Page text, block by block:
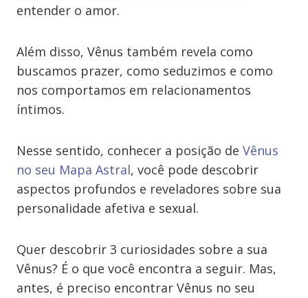
entender o amor.
Além disso, Vênus também revela como
buscamos prazer, como seduzimos e como
nos comportamos em relacionamentos
íntimos.
Nesse sentido, conhecer a posição de Vênus
no seu Mapa Astral, você pode descobrir
aspectos profundos e reveladores sobre sua
personalidade afetiva e sexual.
Quer descobrir 3 curiosidades sobre a sua
Vênus? É o que você encontra a seguir. Mas,
antes, é preciso encontrar Vênus no seu